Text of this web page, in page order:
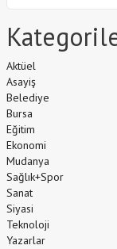
Aktüel
Asayiş
Belediye
Bursa
Eğitim
Ekonomi
Mudanya
Sağlık+Spor
Sanat
Siyasi
Teknoloji
Yazarlar